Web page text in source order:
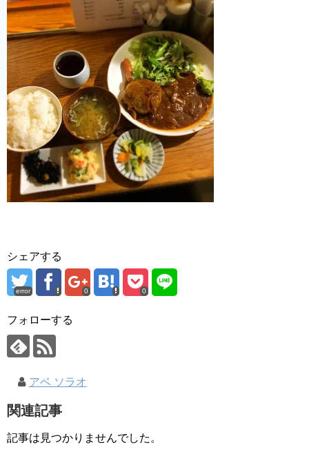
シェアする
error 0 0
フォローする
アベ ソラオ
関連記事
記事は見つかりませんでした。